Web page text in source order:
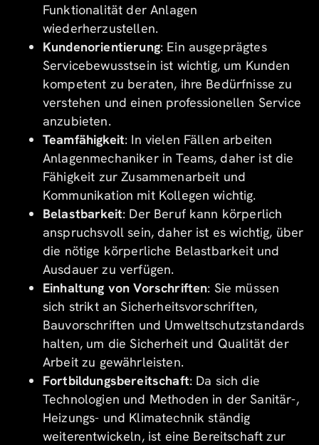
Funktionalität der Anlagen
wiederherzustellen.
Kundenorientierung: Ein ausgeprägtes
Servicebewusstsein ist wichtig, um Kunden
kompetent zu beraten, ihre Bedürfnisse zu
verstehen und einen professionellen Service
anzubieten.
Teamfähigkeit: In vielen Fällen arbeiten
Anlagenmechaniker in Teams, daher ist die
Fähigkeit zur Zusammenarbeit und
Kommunikation mit Kollegen wichtig.
Belastbarkeit: Der Beruf kann körperlich
anspruchsvoll sein, daher ist es wichtig, über
die nötige körperliche Belastbarkeit und
Ausdauer zu verfügen.
Einhaltung von Vorschriften: Sie müssen
sich strikt an Sicherheitsvorschriften,
Bauvorschriften und Umweltschutzstandards
halten, um die Sicherheit und Qualität der
Arbeit zu gewährleisten.
Fortbildungsbereitschaft: Da sich die
Technologien und Methoden in der Sanitär-,
Heizungs- und Klimatechnik ständig
weiterentwickeln, ist eine Bereitschaft zur